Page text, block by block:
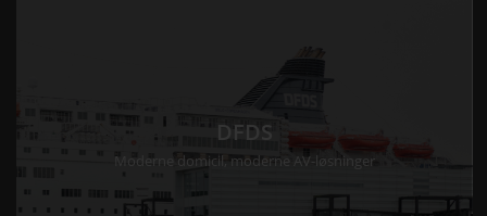
DFDS
Moderne domicil, moderne AV-løsninger